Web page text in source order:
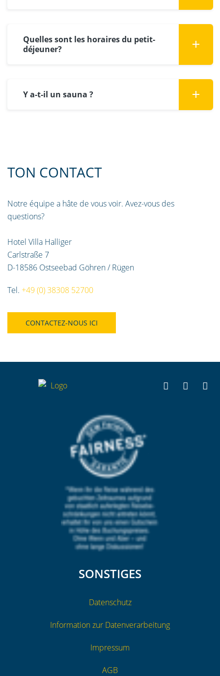
Quelles sont les horaires du petit-
déjeuner?
Y a-t-il un sauna ?
TON CONTACT
Notre équipe a hâte de vous voir. Avez-vous des
questions?
Hotel Villa Halliger
Carlstraße 7
D-18586 Ostseebad Göhren / Rügen
Tel. +49 (0) 38308 52700
CONTACTEZ-NOUS ICI
SONSTIGES
Datenschutz
Information zur Datenverarbeitung
Impressum
AGB